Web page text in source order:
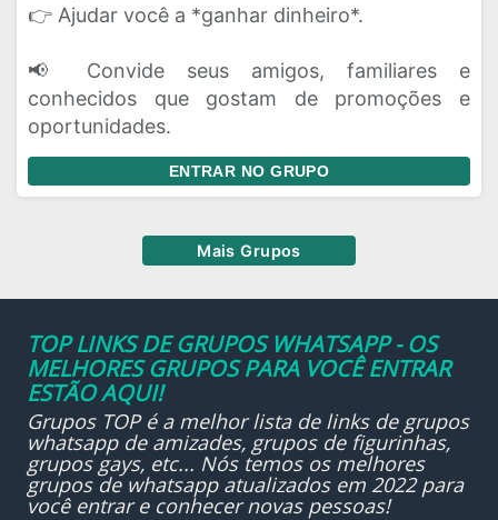
👉 Ajudar você a *ganhar dinheiro*.
📢 Convide seus amigos, familiares e
conhecidos que gostam de promoções e
oportunidades.
ENTRAR NO GRUPO
Mais Grupos
TOP LINKS DE GRUPOS WHATSAPP - OS
MELHORES GRUPOS PARA VOCÊ ENTRAR
ESTÃO AQUI!
Grupos TOP é a melhor lista de links de grupos
whatsapp de amizades, grupos de figurinhas,
grupos gays, etc... Nós temos os melhores
grupos de whatsapp atualizados em 2022 para
você entrar e conhecer novas pessoas!